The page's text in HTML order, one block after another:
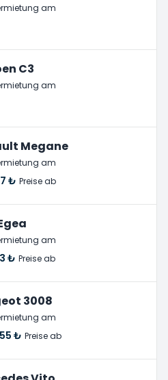
am
C3
am
Megane
am
₺ Preise ab
am
₺ Preise ab
3008
am
₺ Preise ab